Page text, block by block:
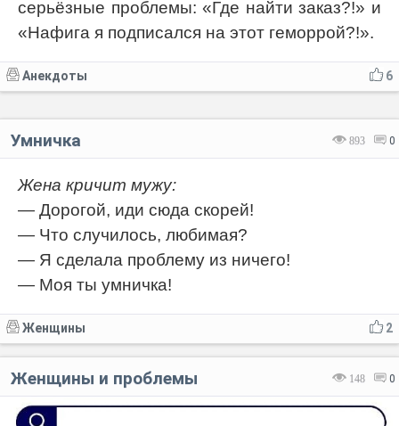
серьёзные проблемы: «Где найти заказ?!» и
«Нафига я подписался на этот геморрой?!».
6
Анекдоты
893 0
Умничка
Жена кричит мужу:
— Дорогой, иди сюда скорей!
— Что случилось, любимая?
— Я сделала проблему из ничего!
— Моя ты умничка!
2
Женщины
148 0
Женщины и проблемы